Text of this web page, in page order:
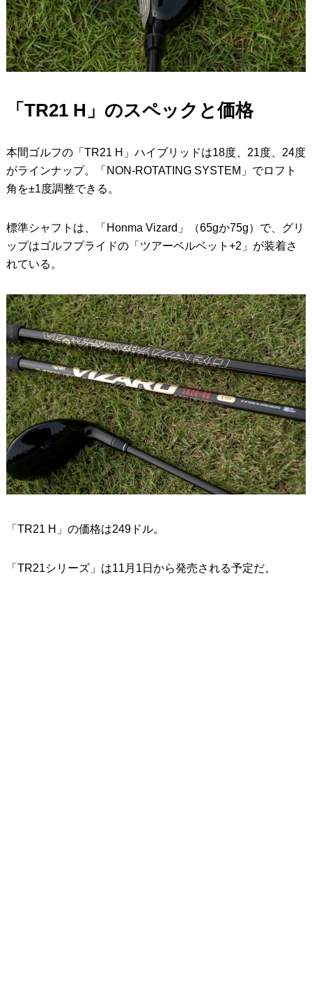
「TR21 H」のスペックと価格
本間ゴルフの「TR21 H」ハイブリッドは18度、21度、24度
がラインナップ。「NON-ROTATING SYSTEM」でロフト
角を±1度調整できる。
標準シャフトは、「Honma Vizard」（65gか75g）で、グリ
ップはゴルフプライドの「ツアーベルベット+2」が装着さ
れている。
「TR21 H」の価格は249ドル。
「TR21シリーズ」は11月1日から発売される予定だ。